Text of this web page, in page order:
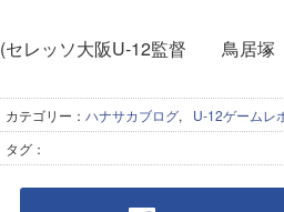
(セレッソ大阪U-12監督 鳥居
カテゴリー： ハナサカブログ,
U-12ゲームレ
タグ：